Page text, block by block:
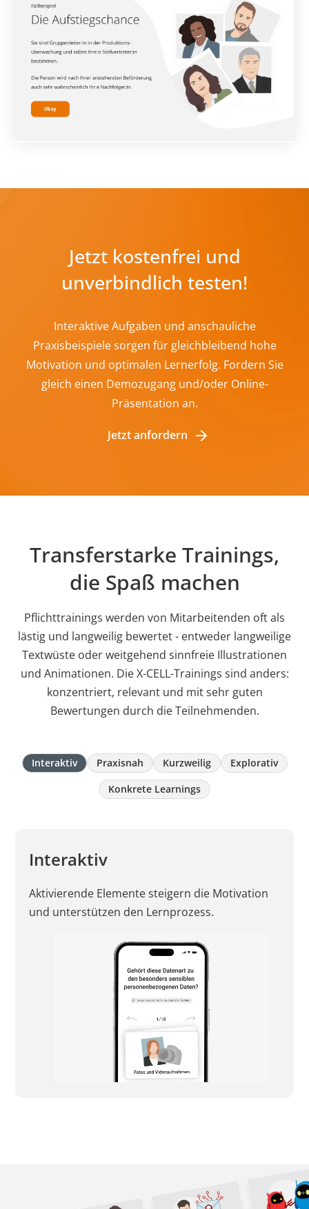
Jetzt kostenfrei und
unverbindlich testen!
Interaktive Aufgaben und anschauliche
Praxisbeispiele sorgen für gleichbleibend hohe
Motivation und optimalen Lernerfolg. Fordern Sie
gleich einen Demozugang und/oder Online-
Präsentation an.
Jetzt anfordern
Transferstarke Trainings,
die Spaß machen
Pflichttrainings werden von Mitarbeitenden oft als
lästig und langweilig bewertet - entweder langweilige
Textwüste oder weitgehend sinnfreie Illustrationen
und Animationen. Die X-CELL-Trainings sind anders:
konzentriert, relevant und mit sehr guten
Bewertungen durch die Teilnehmenden.
Interaktiv Praxisnah Kurzweilig
Explorativ
Konkrete Learnings
Interaktiv
Aktivierende Elemente steigern die Motivation
und unterstützen den Lernprozess.